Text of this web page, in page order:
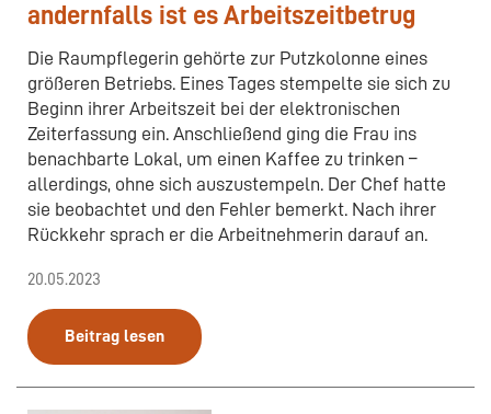
andernfalls ist es Arbeitszeitbetrug
Die Raumpflegerin gehörte zur Putzkolonne eines
größeren Betriebs. Eines Tages stempelte sie sich zu
Beginn ihrer Arbeitszeit bei der elektronischen
Zeiterfassung ein. Anschließend ging die Frau ins
benachbarte Lokal, um einen Kaffee zu trinken –
allerdings, ohne sich auszustempeln. Der Chef hatte
sie beobachtet und den Fehler bemerkt. Nach ihrer
Rückkehr sprach er die Arbeitnehmerin darauf an.
20.05.2023
Beitrag lesen